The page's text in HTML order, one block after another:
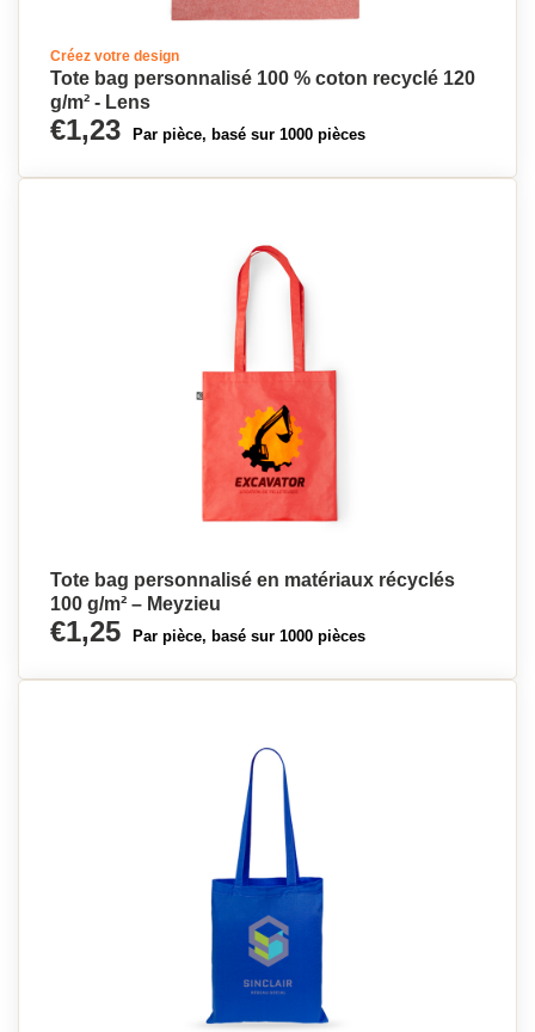
Créez votre design
Tote bag personnalisé 100 % coton recyclé 120
g/m² - Lens
€1,23 Par pièce, basé sur 1000 pièces
Tote bag personnalisé en matériaux récyclés
100 g/m² – Meyzieu
€1,25 Par pièce, basé sur 1000 pièces